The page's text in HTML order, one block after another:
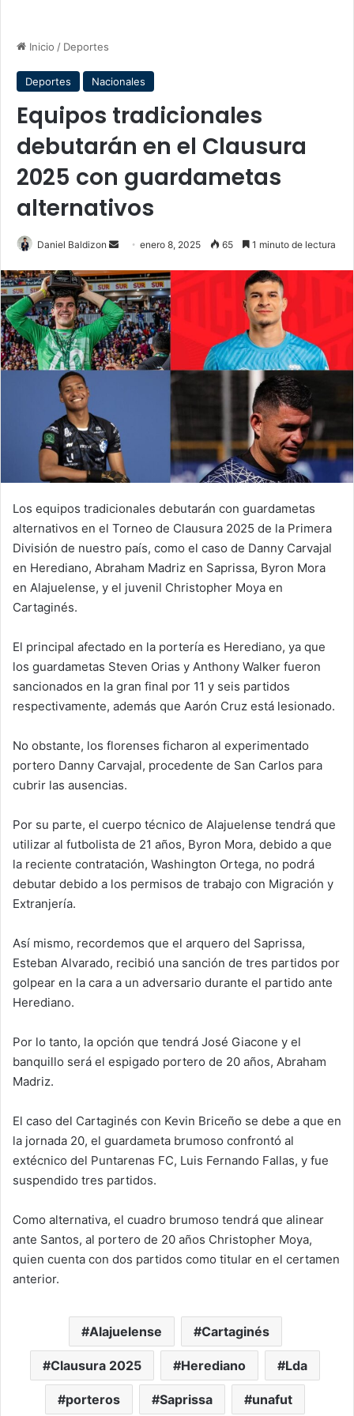
Inicio / Deportes
Deportes Nacionales
Equipos tradicionales
debutarán en el Clausura
2025 con guardametas
alternativos
Daniel Baldizon
Send
email
enero 8, 2025 65 1 minuto de lectura
Los equipos tradicionales debutarán con guardametas
alternativos en el Torneo de Clausura 2025 de la Primera
División de nuestro país, como el caso de Danny Carvajal
en Herediano, Abraham Madriz en Saprissa, Byron Mora
en Alajuelense, y el juvenil Christopher Moya en
Cartaginés.
El principal afectado en la portería es Herediano, ya que
los guardametas Steven Orias y Anthony Walker fueron
sancionados en la gran final por 11 y seis partidos
respectivamente, además que Aarón Cruz está lesionado.
No obstante, los florenses ficharon al experimentado
portero Danny Carvajal, procedente de San Carlos para
cubrir las ausencias.
Por su parte, el cuerpo técnico de Alajuelense tendrá que
utilizar al futbolista de 21 años, Byron Mora, debido a que
la reciente contratación, Washington Ortega, no podrá
debutar debido a los permisos de trabajo con Migración y
Extranjería.
Así mismo, recordemos que el arquero del Saprissa,
Esteban Alvarado, recibió una sanción de tres partidos por
golpear en la cara a un adversario durante el partido ante
Herediano.
Por lo tanto, la opción que tendrá José Giacone y el
banquillo será el espigado portero de 20 años, Abraham
Madriz.
El caso del Cartaginés con Kevin Briceño se debe a que en
la jornada 20, el guardameta brumoso confrontó al
extécnico del Puntarenas FC, Luis Fernando Fallas, y fue
suspendido tres partidos.
Como alternativa, el cuadro brumoso tendrá que alinear
ante Santos, al portero de 20 años Christopher Moya,
quien cuenta con dos partidos como titular en el certamen
anterior.
Alajuelense Cartaginés
Clausura 2025 Herediano Lda
porteros Saprissa unafut